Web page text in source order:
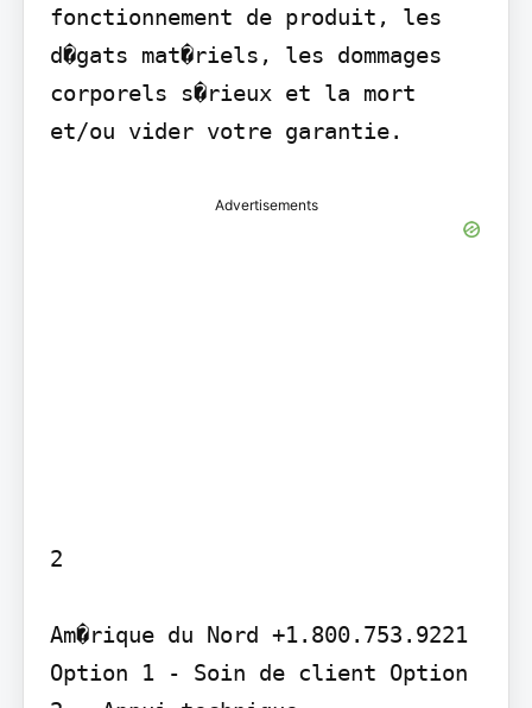
fonctionnement de produit, les
d�gats mat�riels, les dommages
corporels s�rieux et la mort
et/ou vider votre garantie.
Advertisements
2
Am�rique du Nord +1.800.753.9221
Option 1 - Soin de client Option